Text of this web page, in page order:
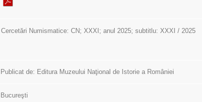
Cercetări Numismatice: CN; XXXI; anul 2025; subtitlu: XXXI / 2025
Publicat de: Editura Muzeului Naţional de Istorie a României
Bucureşti